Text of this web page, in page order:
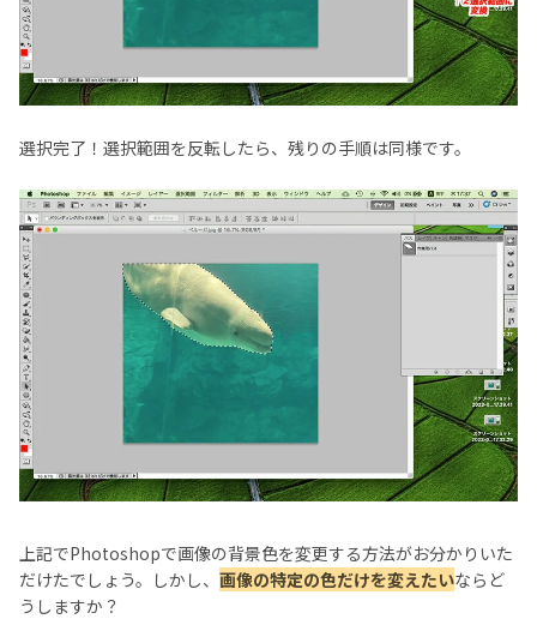
選択完了！選択範囲を反転したら、残りの手順は同様です。
上記でPhotoshopで画像の背景色を変更する方法がお分かりいた
だけたでしょう。しかし、 画像の特定の色だけを変えたいならど
うしますか？